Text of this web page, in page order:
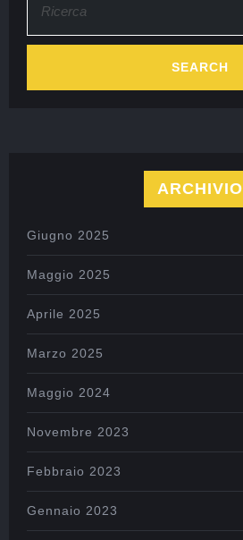
ARCHIVIO
Giugno 2025
Maggio 2025
Aprile 2025
Marzo 2025
Maggio 2024
Novembre 2023
Febbraio 2023
Gennaio 2023